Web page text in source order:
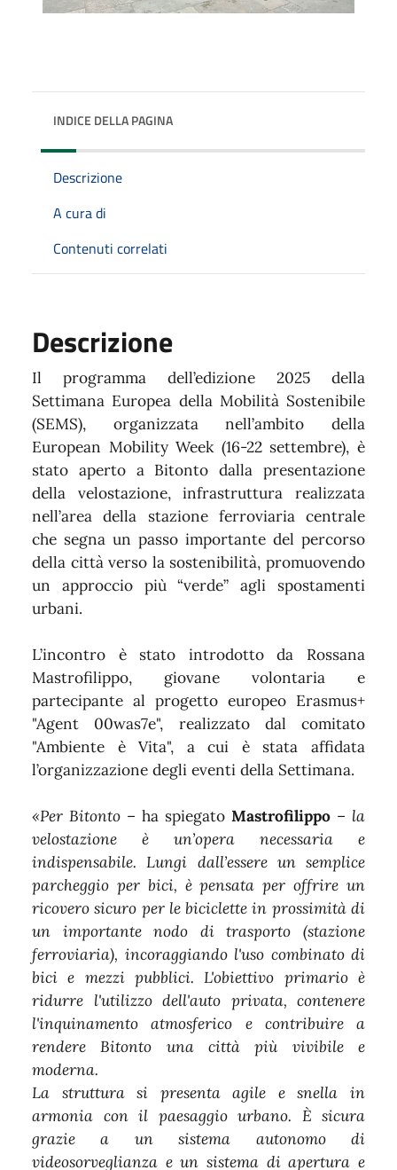
INDICE DELLA PAGINA
Descrizione
A cura di
Contenuti correlati
Descrizione
Il programma dell’edizione 2025 della
Settimana Europea della Mobilità Sostenibile
(SEMS), organizzata nell’ambito della
European Mobility Week (16-22 settembre), è
stato aperto a Bitonto dalla presentazione
della velostazione, infrastruttura realizzata
nell’area della stazione ferroviaria centrale
che segna un passo importante del percorso
della città verso la sostenibilità, promuovendo
un approccio più “verde” agli spostamenti
urbani.
L’incontro è stato introdotto da Rossana
Mastrofilippo, giovane volontaria e
partecipante al progetto europeo Erasmus+
"Agent 00was7e", realizzato dal comitato
"Ambiente è Vita", a cui è stata affidata
l’organizzazione degli eventi della Settimana.
«Per Bitonto – ha spiegato Mastrofilippo – la
velostazione è un’opera necessaria e
indispensabile. Lungi dall’essere un semplice
parcheggio per bici, è pensata per offrire un
ricovero sicuro per le biciclette in prossimità di
un importante nodo di trasporto (stazione
ferroviaria), incoraggiando l'uso combinato di
bici e mezzi pubblici. L'obiettivo primario è
ridurre l'utilizzo dell'auto privata, contenere
l'inquinamento atmosferico e contribuire a
rendere Bitonto una città più vivibile e
moderna.
La struttura si presenta agile e snella in
armonia con il paesaggio urbano. È sicura
grazie a un sistema autonomo di
videosorveglianza e un sistema di apertura e